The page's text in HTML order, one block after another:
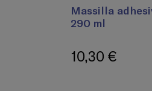
Massilla
290 ml
10,30 €